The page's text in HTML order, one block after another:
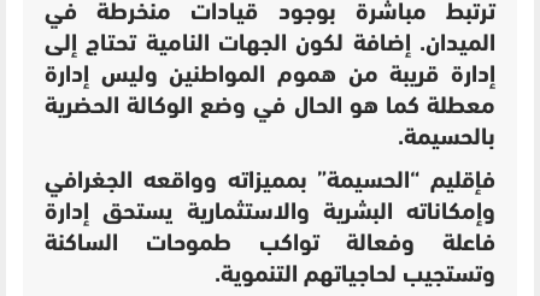
ترتبط مباشرة بوجود قيادات منخرطة في
الميدان. إضافة لكون الجهات النامية تحتاج إلى
إدارة قريبة من هموم المواطنين وليس إدارة
معطلة كما هو الحال في وضع الوكالة الحضرية
بالحسيمة.
فإقليم “الحسيمة” بمميزاته وواقعه الجغرافي
وإمكاناته البشرية والاستثمارية يستحق إدارة
فاعلة وفعالة تواكب طموحات الساكنة
وتستجيب لحاجياتهم التنموية.